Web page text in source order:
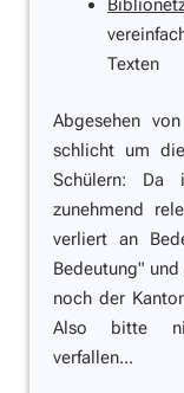
Texten
Abgesehen
schlicht um
Schülern: Da
zunehmend
verliert an
Bedeutung"
noch der
Also bitte
verfallen...